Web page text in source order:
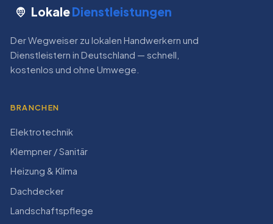
LokaleDienstleistungen
Der Wegweiser zu lokalen Handwerkern und
Dienstleistern in Deutschland — schnell,
kostenlos und ohne Umwege.
BRANCHEN
Elektrotechnik
Klempner / Sanitär
Heizung & Klima
Dachdecker
Landschaftspflege